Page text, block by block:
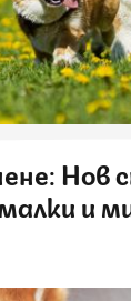
Нов
малки и